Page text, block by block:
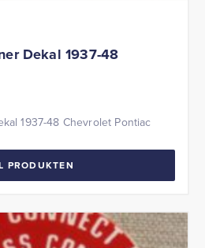
Dekal 1937-48
1937-48 Chevrolet Pontiac
PRODUKTEN